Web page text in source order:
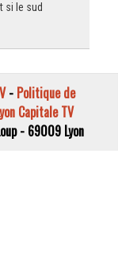
si le sud
- Politique de
Capitale TV
- 69009 Lyon